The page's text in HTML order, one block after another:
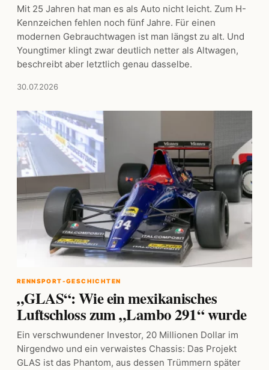
Mit 25 Jahren hat man es als Auto nicht leicht. Zum H-
Kennzeichen fehlen noch fünf Jahre. Für einen
modernen Gebrauchtwagen ist man längst zu alt. Und
Youngtimer klingt zwar deutlich netter als Altwagen,
beschreibt aber letztlich genau dasselbe.
30.07.2026
RENNSPORT-GESCHICHTEN
„GLAS“: Wie ein mexikanisches
Luftschloss zum „Lambo 291“ wurde
Ein verschwundener Investor, 20 Millionen Dollar im
Nirgendwo und ein verwaistes Chassis: Das Projekt
GLAS ist das Phantom, aus dessen Trümmern später